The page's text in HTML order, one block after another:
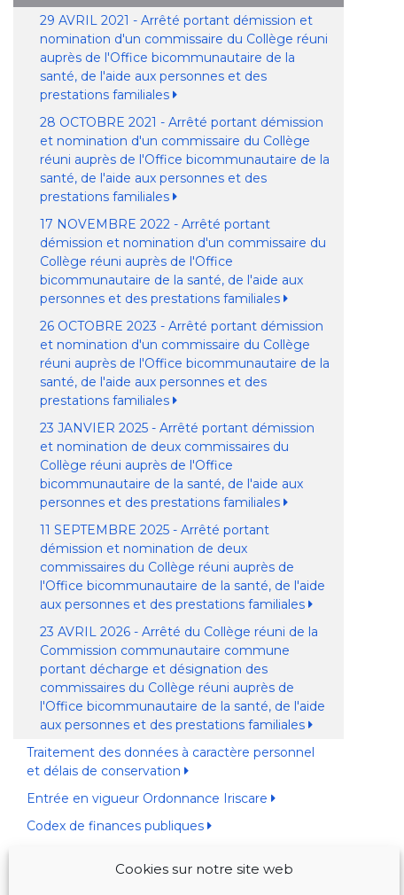
Cookies sur notre site web
29 AVRIL 2021 - Arrêté portant démission et
nomination d'un commissaire du Collège réuni
auprès de l'Office bicommunautaire de la
santé, de l'aide aux personnes et des
prestations familiales
28 OCTOBRE 2021 - Arrêté portant démission
et nomination d'un commissaire du Collège
réuni auprès de l'Office bicommunautaire de la
santé, de l'aide aux personnes et des
prestations familiales
17 NOVEMBRE 2022 - Arrêté portant
démission et nomination d'un commissaire du
Collège réuni auprès de l'Office
bicommunautaire de la santé, de l'aide aux
personnes et des prestations familiales
26 OCTOBRE 2023 - Arrêté portant démission
et nomination d'un commissaire du Collège
réuni auprès de l'Office bicommunautaire de la
santé, de l'aide aux personnes et des
prestations familiales
23 JANVIER 2025 - Arrêté portant démission
et nomination de deux commissaires du
Collège réuni auprès de l'Office
bicommunautaire de la santé, de l'aide aux
personnes et des prestations familiales
11 SEPTEMBRE 2025 - Arrêté portant
démission et nomination de deux
commissaires du Collège réuni auprès de
l'Office bicommunautaire de la santé, de l'aide
aux personnes et des prestations familiales
23 AVRIL 2026 - Arrêté du Collège réuni de la
Commission communautaire commune
portant décharge et désignation des
commissaires du Collège réuni auprès de
l'Office bicommunautaire de la santé, de l'aide
aux personnes et des prestations familiales
Traitement des données à caractère personnel
et délais de conservation
Entrée en vigueur Ordonnance Iriscare
Codex de finances publiques
BANQUE DE DONNÉES JUSTEL